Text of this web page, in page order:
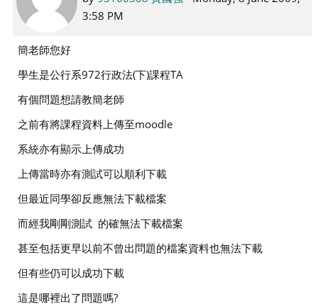
3:58 PM
replies:
簡老師您好
學生是公行系972行政法(下)課程TA
有個問題想請教簡老師
之前有將課程資料上傳至moodle
系統亦有顯示上傳成功
上傳當時亦有測試可以順利下載
但最近同學卻反應無法下載檔案
而經我剛剛測試 的確無法下載檔案
甚至包括更早以前不曾出問題的檔案資料也無法下載
但有些仍可以成功下載
這是哪裡出了問題嗎?